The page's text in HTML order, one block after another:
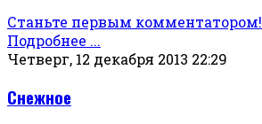
Станьте первым комментатором!
Подробнее ...
Четверг, 12 декабря 2013 22:29
Снежное